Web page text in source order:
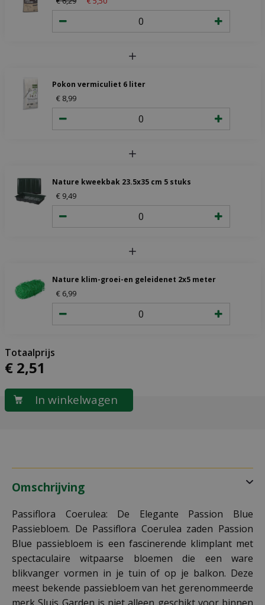
Pokon vermiculiet 6 liter
€ 8 99
Nature kweekbak 23.5x35 cm 5 stuks
€ 949
Nature klim-groei-en geleidenet 2x5 meter
€ 6 99
€ 2,51
Omschrijving
Passiflora Coerulea: De Elegante Passion Blue
Passiebloem. De Passiflora Coerulea zaden Passion
Blue passiebloem is een fascinerende klimplant met
spectaculaire witpaarse bloemen die een ware
blikvanger vormen in je tuin of op je balkon. Deze
meest bekende passiebloem van het gerenommeerde